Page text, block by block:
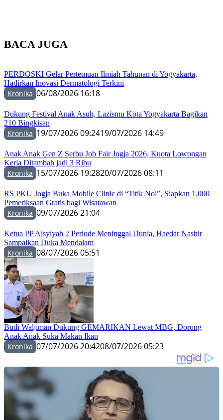
BACA JUGA
PERDOSKI Gelar Pertemuan Ilmiah Tahunan di Yogyakarta,
Hadirkan Inovasi Dermatologi Terkini
Kronika 06/08/2026 16:18
Dukung Festival Anak Asuh, Lazismu Kota Yogyakarta Bagikan
210 Bingkisan
Kronika 19/07/2026 09:2419/07/2026 14:49
Anak Anak Gen Z Serbu Job Fair Jogja 2026, Kuota Lowongan
Kerja Ditambah jadi 3 Ribu
Kronika 15/07/2026 19:2820/07/2026 08:11
RS PKU Jogja Buka Mobile Clinic di “Titik Nol”, Siapkan 1.000
Pemeriksaan Gratis bagi Wisatawan
Kronika 09/07/2026 21:04
Ketua PP Aisyiyah 2 Periode Meninggal Dunia, Haedar Nashir
Sampaikan Duka Mendalam
Kronika 08/07/2026 05:51
Budi Waljiman Dukung GEMARIKAN Lewat MBG, Dorong
Anak Anak Suka Makan Ikan
Kronika 07/07/2026 20:4208/07/2026 05:23